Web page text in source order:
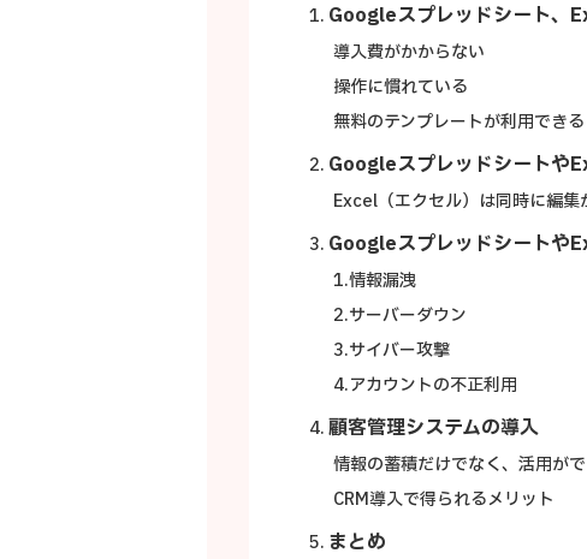
Googleスプレッドシート、
導入費がかからない
操作に慣れている
無料のテンプレートが利用できる
Googleスプレッドシートや
Excel（エクセル）は同時に編集
Googleスプレッドシートや
1.情報漏洩
2.サーバーダウン
3.サイバー攻撃
4.アカウントの不正利用
顧客管理システムの導入
情報の蓄積だけでなく、活用が
CRM導入で得られるメリット
まとめ